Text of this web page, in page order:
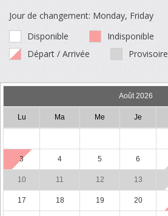
Jour de changement: Monday, Friday
Disponible
Indisponible
Départ / Arrivée
Provisoire
Août 2026
Lu Ma Me Je
3 4 5 6
10 11 12 13
17 18 19 20